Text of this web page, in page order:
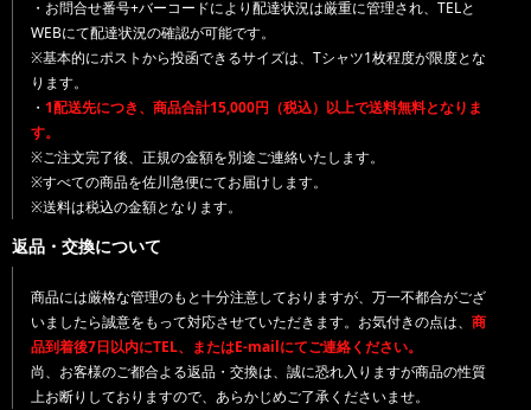
・お問合せ番号+バーコードにより配達状況は厳重に管理され、TELと
WEBにて配達状況の確認が可能です。
※基本的にポストから投函できるサイズは、Tシャツ1枚程度が限度とな
ります。
・ 1配送先につき、商品合計15,000円（税込）以上で送料無料となりま
す。
※ご注文完了後、正規の金額を別途ご連絡いたします。
※すべての商品を佐川急便にてお届けします。
※送料は税込の金額となります。
返品・交換について
商品には厳格な管理のもと十分注意しておりますが、万一不都合がござ
いましたら誠意をもって対応させていただきます。お気付きの点は、 商
品到着後7日以内にTEL、またはE-mailにてご連絡ください。
尚、お客様のご都合よる返品・交換は、誠に恐れ入りますが商品の性質
上お断りしておりますので、あらかじめご了承くださいませ。